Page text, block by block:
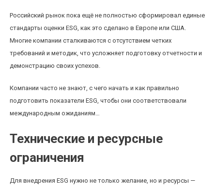
Российский рынок пока ещё не полностью сформировал единые
стандарты оценки ESG, как это сделано в Европе или США.
Многие компании сталкиваются с отсутствием четких
требований и методик, что усложняет подготовку отчетности и
демонстрацию своих успехов.
Компании часто не знают, с чего начать и как правильно
подготовить показатели ESG, чтобы они соответствовали
международным ожиданиям…
Технические и ресурсные
ограничения
Для внедрения ESG нужно не только желание, но и ресурсы —